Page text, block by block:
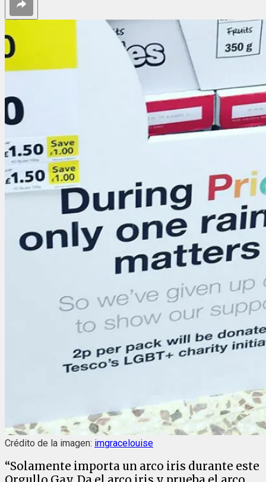
Crédito de la imagen: imgracelouise
“Solamente importa un arco iris durante este